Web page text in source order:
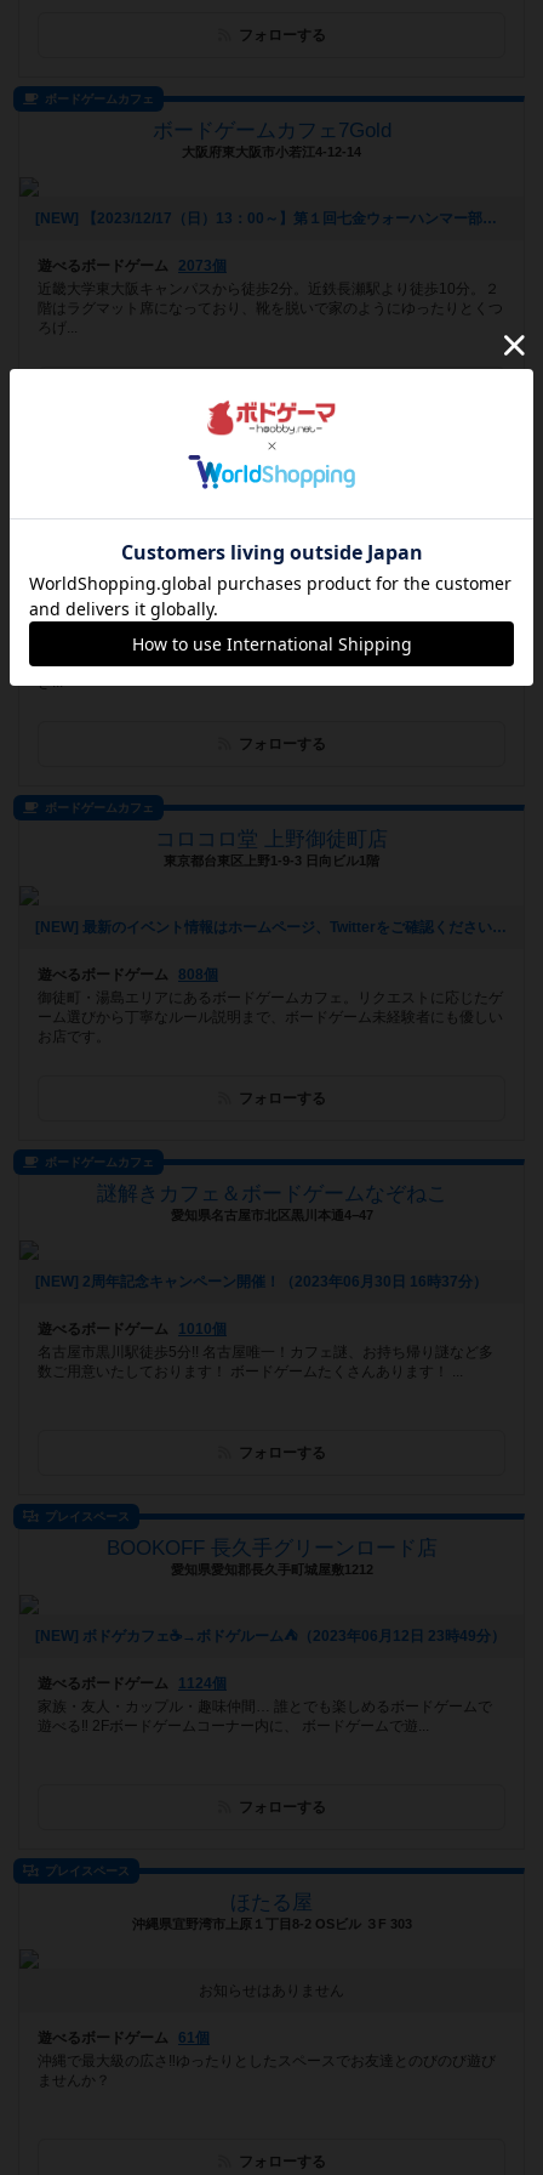
フォローする
ボードゲームカフェ
ボードゲームカフェ7Gold
大阪府東大阪市小若江4-12-14
[NEW] 【2023/12/17（日）13：00～】第１回七金ウォーハンマー部（2023年12月06日 16時25分）
遊べるボードゲーム
2073個
近畿大学東大阪キャンパスから徒歩2分。近鉄長瀬駅より徒歩10分。２
階はラグマット席になっており、靴を脱いで家のようにゆったりとくつ
ろげ...
ボードゲームハウス CLOCK WORK
[NEW] 1周年イベント（2023年08月13日 13時20分）
遊べるボードゲーム 343個
小山駅東口から徒歩2分！すぐ近くに駐車場もあるので車でも来やすい
です！ また店内は約50畳と広めなので、ゆったりとした空間でくつろ
ぎ...
フォローする
ボードゲームカフェ
コロコロ堂 上野御徒町店
東京都台東区上野1-9-3 日向ビル1階
[NEW] 最新のイベント情報はホームページ、Twitterをご確認ください！（2023年07月08日 13時24分）
遊べるボードゲーム
808個
御徒町・湯島エリアにあるボードゲームカフェ。リクエストに応じたゲ
ーム選びから丁寧なルール説明まで、ボードゲーム未経験者にも優しい
お店です。
フォローする
ボードゲームカフェ
謎解きカフェ＆ボードゲームなぞねこ
愛知県名古屋市北区黒川本通4−47
[NEW] 2周年記念キャンペーン開催！（2023年06月30日 16時37分）
遊べるボードゲーム
1010個
名古屋市黒川駅徒歩5分!! 名古屋唯一！カフェ謎、お持ち帰り謎など多
数ご用意いたしております！ ボードゲームたくさんあります！ ...
フォローする
プレイスペース
BOOKOFF 長久手グリーンロード店
愛知県愛知郡長久手町城屋敷1212
[NEW] ボドゲカフェ☕️→ボドゲルーム⛺️（2023年06月12日 23時49分）
遊べるボードゲーム
1124個
家族・友人・カップル・趣味仲間… 誰とでも楽しめるボードゲームで
遊べる‼️ 2Fボードゲームコーナー内に、 ボードゲームで遊...
フォローする
プレイスペース
ほたる屋
沖縄県宜野湾市上原１丁目8‐2 OSビル ３F 303
お知らせはありません
遊べるボードゲーム
61個
沖縄で最大級の広さ‼ゆったりとしたスペースでお友達とのびのび遊び
ませんか？
フォローする